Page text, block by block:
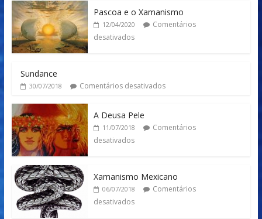
Pascoa e o Xamanismo
12/04/2020
Comentários
desativados
Sundance
30/07/2018 Comentários desativados
A Deusa Pele
11/07/2018
Comentários
desativados
Xamanismo Mexicano
06/07/2018
Comentários
desativados